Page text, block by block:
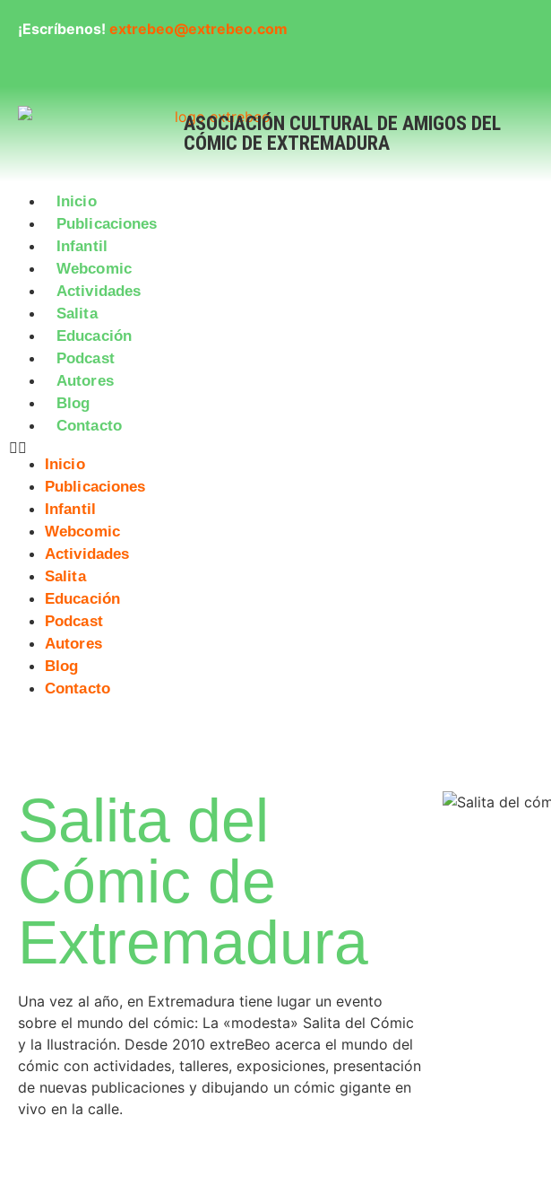
¡Escríbenos! extrebeo@extrebeo.com
ASOCIACIÓN CULTURAL DE AMIGOS DEL
CÓMIC DE EXTREMADURA
Inicio
Publicaciones
Infantil
Webcomic
Actividades
Salita
Educación
Podcast
Autores
Blog
Contacto
Inicio
Publicaciones
Infantil
Webcomic
Actividades
Salita
Educación
Podcast
Autores
Blog
Contacto
Salita del
Cómic de
Extremadura
Una vez al año, en Extremadura tiene lugar un evento
sobre el mundo del cómic: La «modesta» Salita del Cómic
y la Ilustración. Desde 2010 extreBeo acerca el mundo del
cómic con actividades, talleres, exposiciones, presentación
de nuevas publicaciones y dibujando un cómic gigante en
vivo en la calle.